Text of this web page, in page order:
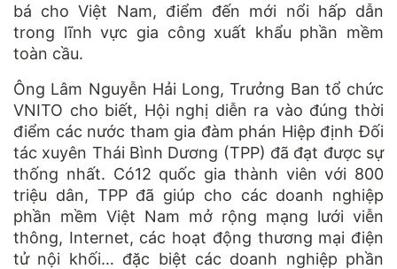
bá cho Việt Nam, điểm đến mới nổi hấp dẫn
trong lĩnh vực gia công xuất khẩu phần mềm
toàn cầu.
Ông Lâm Nguyễn Hải Long, Trưởng Ban tổ chức
VNITO cho biết, Hội nghị diễn ra vào đúng thời
điểm các nước tham gia đàm phán Hiệp định Đối
tác xuyên Thái Bình Dương (TPP) đã đạt được sự
thống nhất. Có12 quốc gia thành viên với 800
triệu dân, TPP đã giúp cho các doanh nghiệp
phần mềm Việt Nam mở rộng mạng lưới viễn
thông, Internet, các hoạt động thương mại điện
tử nội khối… đặc biệt các doanh nghiệp phần